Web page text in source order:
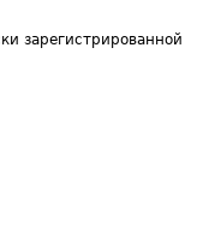
зарегистрированной